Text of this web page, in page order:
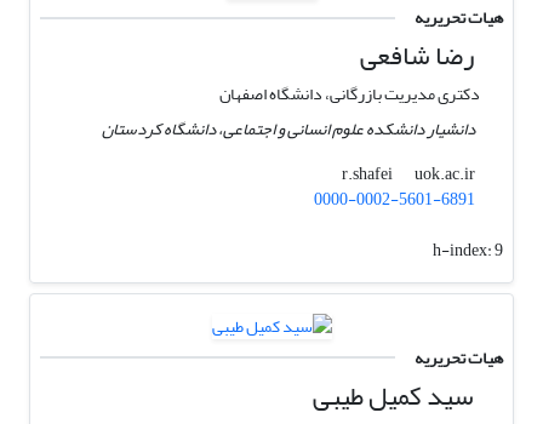
هیات تحریریه
رضا شافعی
دکتری مدیریت بازرگانی، دانشگاه اصفهان
دانشیار دانشکده علوم انسانی و اجتماعی، دانشگاه کردستان
r.shafei
uok.ac.ir
0000-0002-5601-6891
h-index:9
هیات تحریریه
سید کمیل طیبی